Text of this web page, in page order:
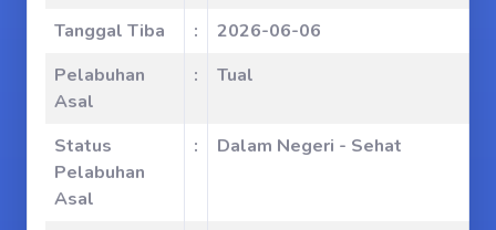
Tanggal Tiba
:
2026-06-06
Pelabuhan
Asal
: Tual
Status
Pelabuhan
Asal
: Dalam Negeri - Sehat